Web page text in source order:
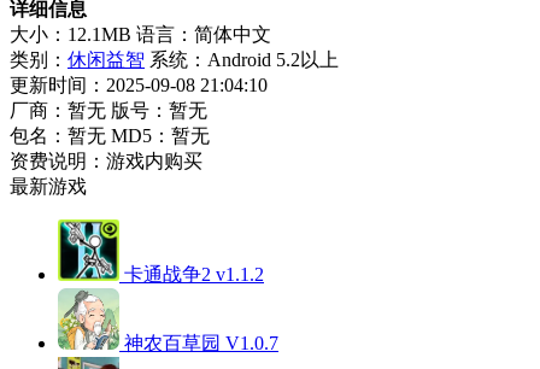
详细信息
大小：12.1MB 语言：简体中文
类别： 休闲益智 系统：Android 5.2以上
更新时间：2025-09-08 21:04:10
厂商：暂无 版号：暂无
包名：暂无 MD5：暂无
资费说明：游戏内购买
最新游戏
卡通战争2 v1.1.2
神农百草园 V1.0.7